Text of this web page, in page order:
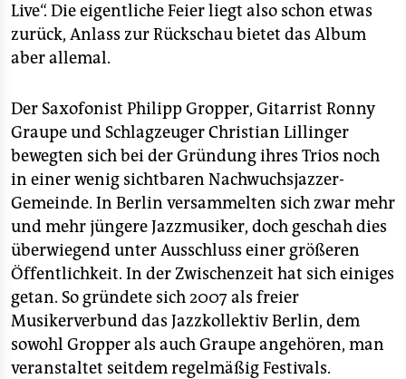
veranstaltungen
shop
unterstützen
abo
genossenschaft
epaper login
Live“. Die eigentliche Feier liegt also schon etwas
zurück, Anlass zur Rückschau bietet das Album
aber allemal.
Der Saxofonist Philipp Gropper, Gitarrist Ronny
Graupe und Schlagzeuger Christian Lillinger
bewegten sich bei der Gründung ihres Trios noch
in einer wenig sichtbaren Nachwuchsjazzer-
Gemeinde. In Berlin versammelten sich zwar mehr
und mehr jüngere Jazzmusiker, doch geschah dies
überwiegend unter Ausschluss einer größeren
Öffentlichkeit. In der Zwischenzeit hat sich einiges
getan. So gründete sich 2007 als freier
Musikerverbund das Jazzkollektiv Berlin, dem
sowohl Gropper als auch Graupe angehören, man
veranstaltet seitdem regelmäßig Festivals.